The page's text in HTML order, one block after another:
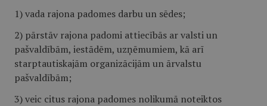
1) vada rajona padomes darbu un sēdes;
2) pārstāv rajona padomi attiecībās ar valsti un
pašvaldībām, iestādēm, uzņēmumiem, kā arī
starptautiskajām organizācijām un ārvalstu
pašvaldībām;
3) veic citus rajona padomes nolikumā noteiktos